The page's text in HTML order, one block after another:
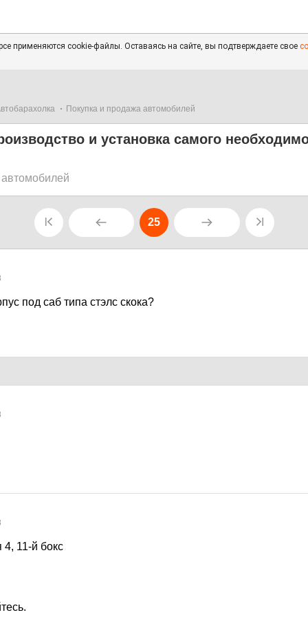
применяются cookie-файлы. Оставаясь на сайте, вы подтверждаете свое
Покупка и продажа автомобилей
и установка самого
25
под саб типа стэлс скока?
4, 11-й бокс